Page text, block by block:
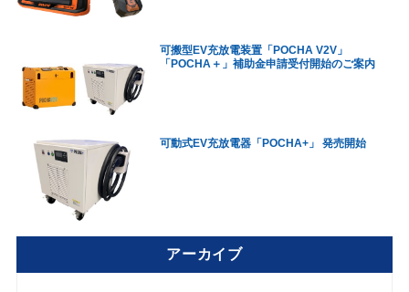
可搬型EV充放電装置「POCHA V2V」
「POCHA＋」補助金申請受付開始のご案内
可動式EV充放電器「POCHA+」 発売開始
アーカイブ